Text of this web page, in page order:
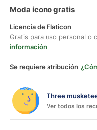
Moda icono gratis
Licencia de Flaticon
Gratis para uso personal o
información
Se requiere atribución
Three
Ver todos los